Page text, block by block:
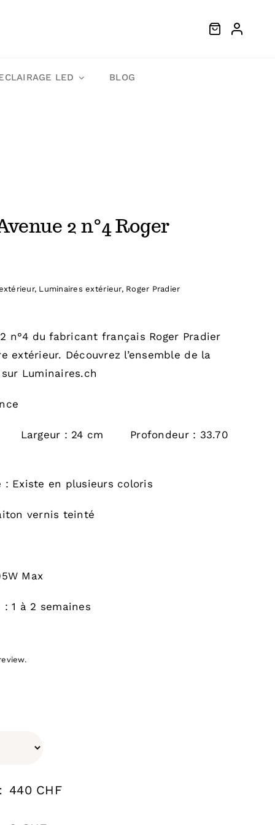
LED BLOG
2 n°4 Roger
, Luminaires extérieur, Roger Pradier
n°4 du fabricant français Roger Pradier
extérieur. Découvrez l’ensemble de la
Luminaires.ch
Largeur : 24 cm Profondeur : 33.70
: Existe en plusieurs coloris
vernis teinté
Max
1 à 2 semaines
440 CHF